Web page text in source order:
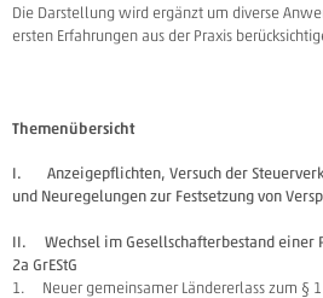
Die Darstellung wird ergänzt um diverse
ersten Erfahrungen aus der Praxis
Themenübersicht
I. Anzeigepflichten, Versuch der
und Neuregelungen zur Festsetzung von
II. Wechsel im Gesellschafterbestand einer
2a GrEStG
1. Neuer gemeinsamer Ländererlass zum § 1